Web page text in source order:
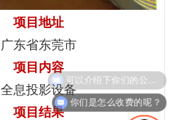
项目地址
广东省东莞市
项目内容
全息投影设备
项目结果
你们是怎么收费的呢？